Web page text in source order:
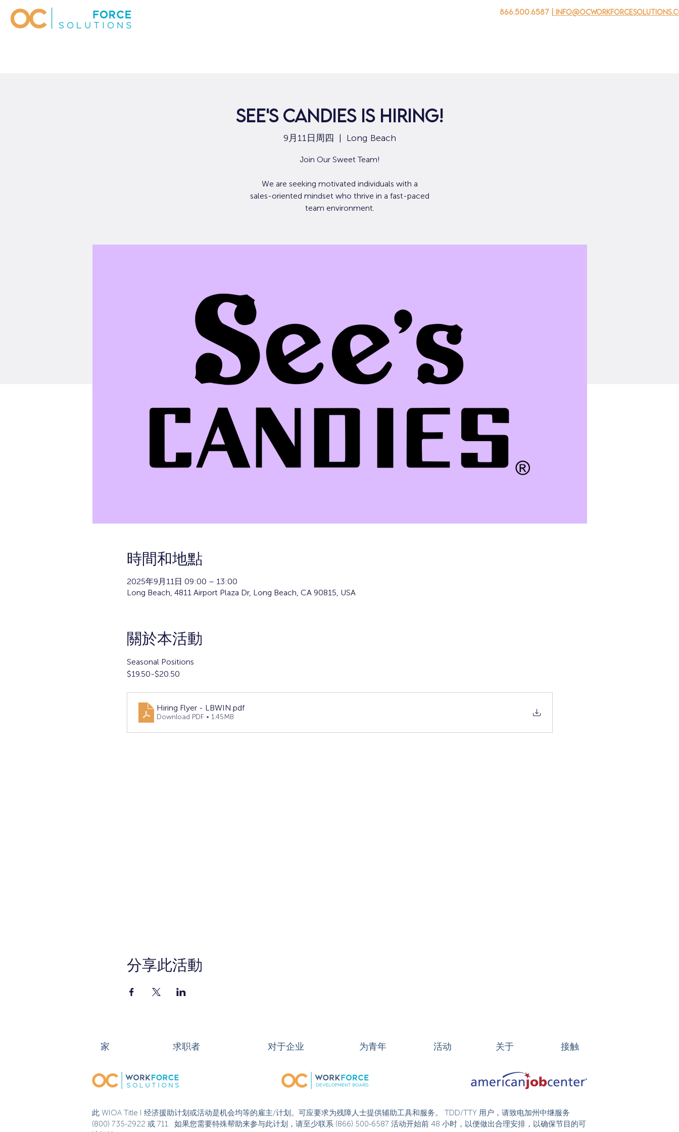
866.500.6587 |
SEE'S CANDIES IS HIRING!
9月11日周四
  |
Long Beach
Join Our Sweet Team!
We are seeking motivated individuals with a
sales-oriented mindset who thrive in a fast-paced
team environment.
時間和地點
2025年9月11日 09:00 – 13:00
Long Beach, 4811 Airport Plaza Dr, Long Beach, CA 90815, USA
關於本活動
Seasonal Positions
$19.50-$20.50
Hiring Flyer - LBWIN.pdf
Download PDF • 1.45MB
分享此活動
家 求职者 对于企业 为青年 活动 关于 接触
此 WIOA Title I 经济援助计划或活动是机会均等的雇主/计划。可应要求为残障人士提供辅助工具和服务。 TDD/TTY 用户，请致电加州中继服务
(800) 735-2922 或 711. 如果您需要特殊帮助来参与此计划，请至少联系 (866) 500-6587 活动开始前 48 小时，以便做出合理安排，以确保节目的可